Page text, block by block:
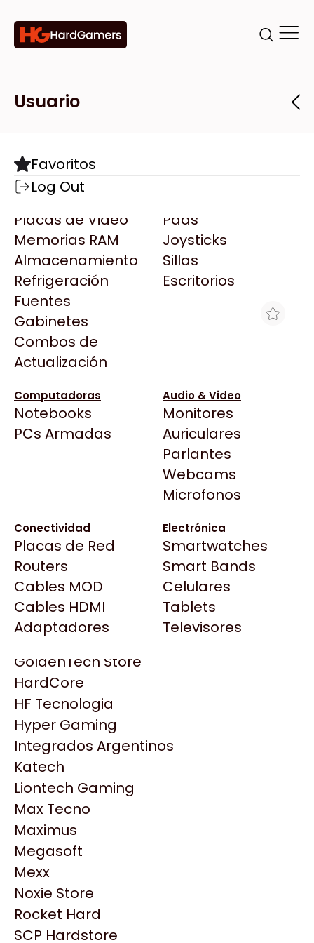
Categorías
Componentes
Motherboards
Microprocesadores
Placas de Video
Memorias RAM
Almacenamiento
Refrigeración
Fuentes
Gabinetes
Combos de
Actualización
Pads
Joysticks
Sillas
Escritorios
Computadoras
Notebooks
PCs Armadas
Audio & Video
Monitores
Auriculares
Parlantes
Webcams
Microfonos
Conectividad
Placas de Red
Routers
Cables MOD
Cables HDMI
Adaptadores
Electrónica
Smartwatches
Smart Bands
Celulares
Tablets
Televisores
Marcas
Todas las Marcas
AMD
AULA
Acer
Adata
AeroCool
Antec
Arkham
Asrock
BenQ
CX
Cooler Master
Deepcool
Dell
EVGA
Gamemax
Genesis
Genius
HP
HyperX
INNO3D
Intel
Kingston
Lenovo
Logitech
MSI
NVIDIA GeForce
NZXT
PNY
Palit
Philips
Tiendas
Destacadas
Todas las Tiendas
Click Gaming
Compufan Store
Dinobyte
Full H4rd
Gaming City
Gezatek
GoldenTech Store
HardCore
HF Tecnologia
Hyper Gaming
Integrados Argentinos
Katech
Liontech Gaming
Max Tecno
Maximus
Megasoft
Mexx
Noxie Store
Rocket Hard
SCP Hardstore
Usuario
Favoritos
Log Out
KIT AMD RYZEN 5500 + AUREOX
650W BRONZE 80+
$260.135
Ver producto en la página de ShopGamer
Productos
Similares